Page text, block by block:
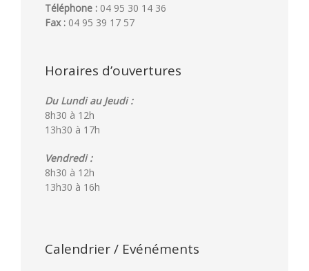
Téléphone : 04 95 30 14 36
Fax : 04 95 39 17 57
Horaires d’ouvertures
Du Lundi au Jeudi :
8h30 à 12h
13h30 à 17h
Vendredi :
8h30 à 12h
13h30 à 16h
Calendrier / Evénéments